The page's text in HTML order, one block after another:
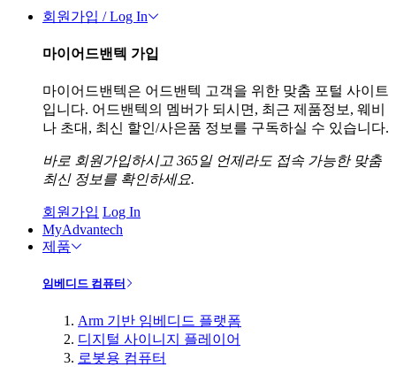
회원가입 / Log In
마이어드밴텍 가입
마이어드밴텍은 어드밴텍 고객을 위한 맞춤 포털 사이트
입니다. 어드밴텍의 멤버가 되시면, 최근 제품정보, 웨비
나 초대, 최신 할인/사은품 정보를 구독하실 수 있습니다.
바로 회원가입하시고 365일 언제라도 접속 가능한 맞춤
최신 정보를 확인하세요.
회원가입 Log In
MyAdvantech
제품
임베디드 컴퓨터
Arm 기반 임베디드 플랫폼
디지털 사이니지 플레이어
로봇용 컴퓨터